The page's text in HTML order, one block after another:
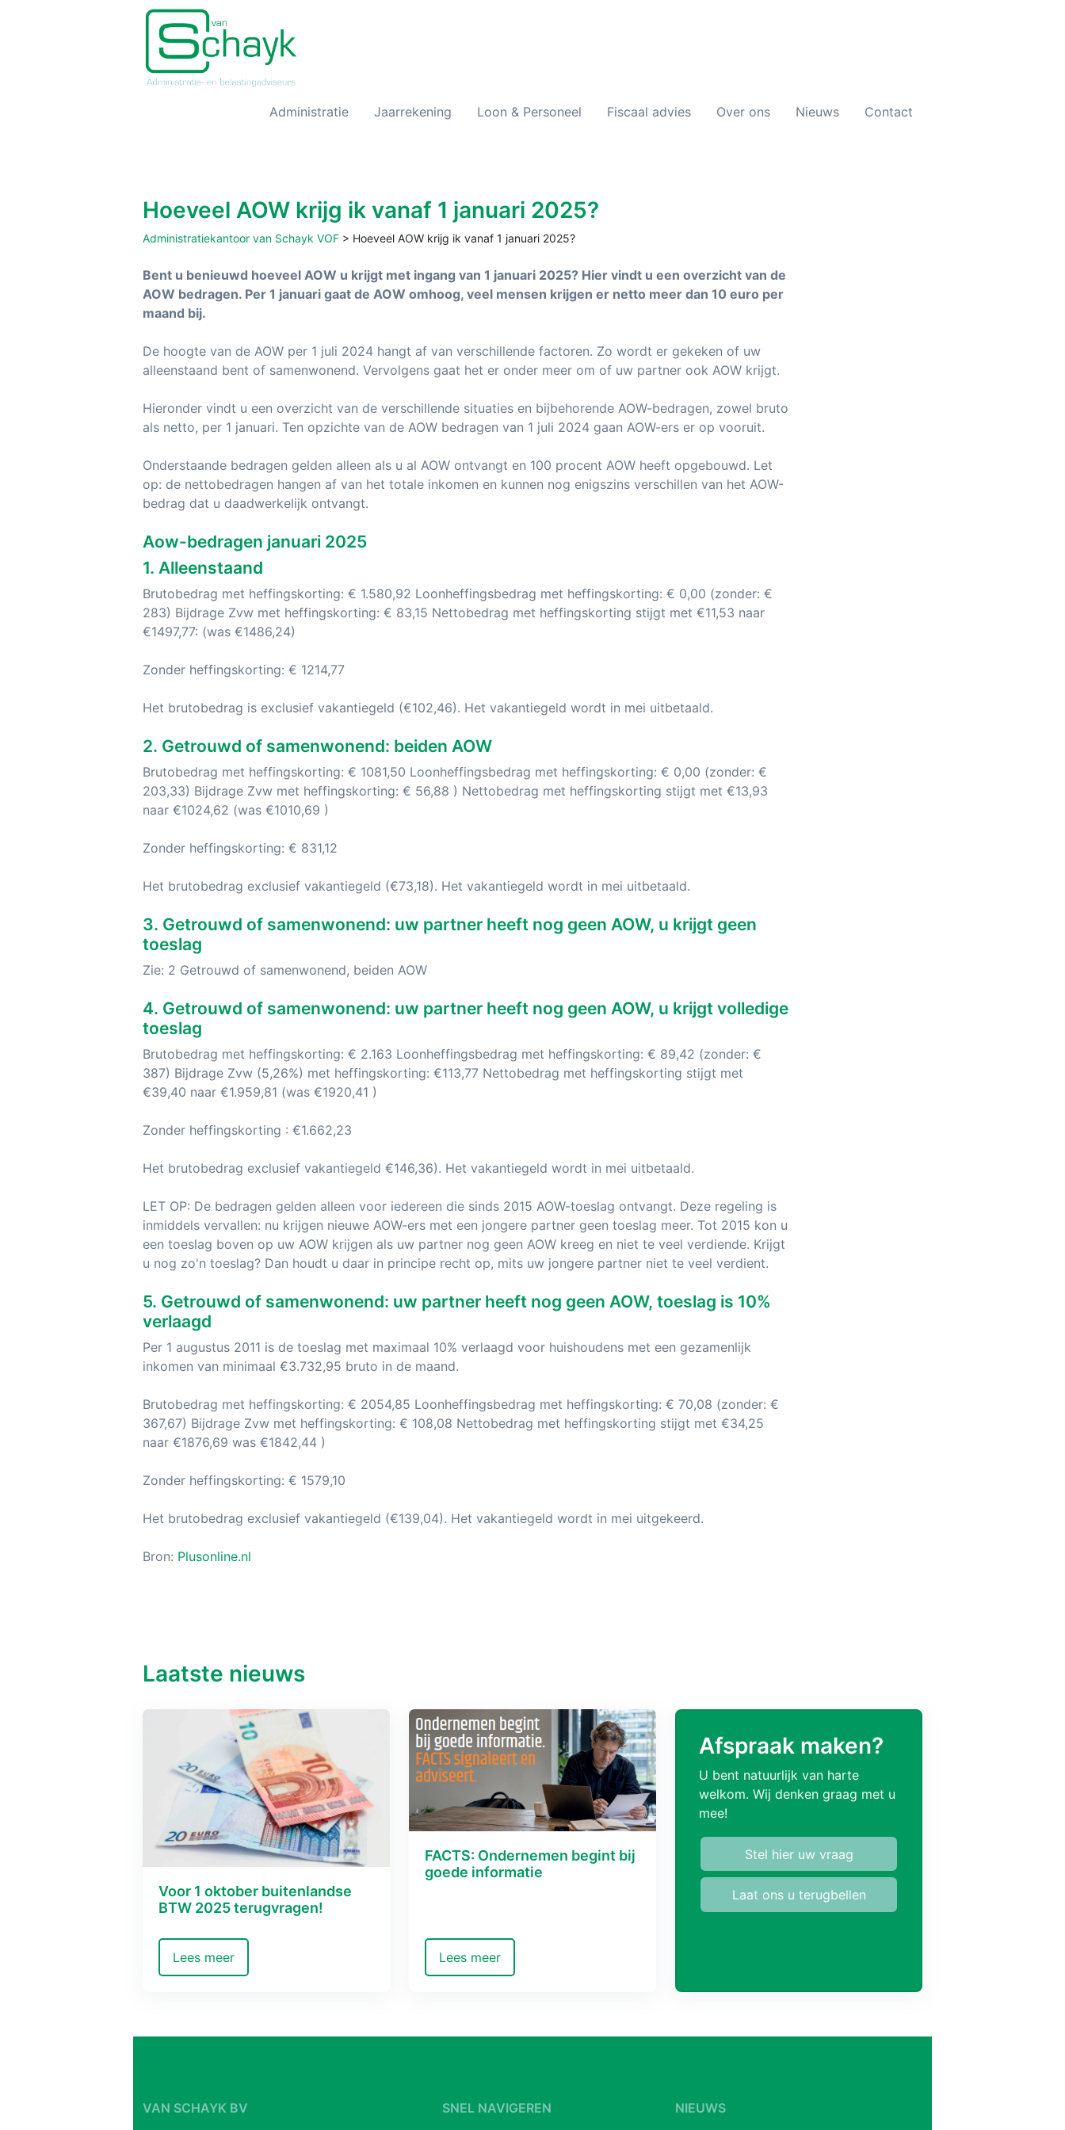
Administratie Jaarrekening Loon & Personeel Fiscaal advies Over ons Nieuws Contact
Hoeveel AOW krijg ik vanaf 1 januari 2025?
Administratiekantoor van Schayk VOF > Hoeveel AOW krijg ik vanaf 1 januari 2025?
Bent u benieuwd hoeveel AOW u krijgt met ingang van 1 januari 2025? Hier vindt u een overzicht van de
AOW bedragen. Per 1 januari gaat de AOW omhoog, veel mensen krijgen er netto meer dan 10 euro per
maand bij.
De hoogte van de AOW per 1 juli 2024 hangt af van verschillende factoren. Zo wordt er gekeken of uw
alleenstaand bent of samenwonend. Vervolgens gaat het er onder meer om of uw partner ook AOW krijgt.
Hieronder vindt u een overzicht van de verschillende situaties en bijbehorende AOW-bedragen, zowel bruto
als netto, per 1 januari. Ten opzichte van de AOW bedragen van 1 juli 2024 gaan AOW-ers er op vooruit.
Onderstaande bedragen gelden alleen als u al AOW ontvangt en 100 procent AOW heeft opgebouwd. Let
op: de nettobedragen hangen af van het totale inkomen en kunnen nog enigszins verschillen van het AOW-
bedrag dat u daadwerkelijk ontvangt.
Aow-bedragen januari 2025
1. Alleenstaand
Brutobedrag met heffingskorting: € 1.580,92 Loonheffingsbedrag met heffingskorting: € 0,00 (zonder: €
283) Bijdrage Zvw met heffingskorting: € 83,15 Nettobedrag met heffingskorting stijgt met €11,53 naar
€1497,77: (was €1486,24)
Zonder heffingskorting: € 1214,77
Het brutobedrag is exclusief vakantiegeld (€102,46). Het vakantiegeld wordt in mei uitbetaald.
2. Getrouwd of samenwonend: beiden AOW
Brutobedrag met heffingskorting: € 1081,50 Loonheffingsbedrag met heffingskorting: € 0,00 (zonder: €
203,33) Bijdrage Zvw met heffingskorting: € 56,88 ) Nettobedrag met heffingskorting stijgt met €13,93
naar €1024,62 (was €1010,69 )
Zonder heffingskorting: € 831,12
Het brutobedrag exclusief vakantiegeld (€73,18). Het vakantiegeld wordt in mei uitbetaald.
3. Getrouwd of samenwonend: uw partner heeft nog geen AOW, u krijgt geen
toeslag
Zie: 2 Getrouwd of samenwonend, beiden AOW
4. Getrouwd of samenwonend: uw partner heeft nog geen AOW, u krijgt volledige
toeslag
Brutobedrag met heffingskorting: € 2.163 Loonheffingsbedrag met heffingskorting: € 89,42 (zonder: €
387) Bijdrage Zvw (5,26%) met heffingskorting: €113,77 Nettobedrag met heffingskorting stijgt met
€39,40 naar €1.959,81 (was €1920,41 )
Zonder heffingskorting : €1.662,23
Het brutobedrag exclusief vakantiegeld €146,36). Het vakantiegeld wordt in mei uitbetaald.
LET OP: De bedragen gelden alleen voor iedereen die sinds 2015 AOW-toeslag ontvangt. Deze regeling is
inmiddels vervallen: nu krijgen nieuwe AOW-ers met een jongere partner geen toeslag meer. Tot 2015 kon u
een toeslag boven op uw AOW krijgen als uw partner nog geen AOW kreeg en niet te veel verdiende. Krijgt
u nog zo'n toeslag? Dan houdt u daar in principe recht op, mits uw jongere partner niet te veel verdient.
5. Getrouwd of samenwonend: uw partner heeft nog geen AOW, toeslag is 10%
verlaagd
Per 1 augustus 2011 is de toeslag met maximaal 10% verlaagd voor huishoudens met een gezamenlijk
inkomen van minimaal €3.732,95 bruto in de maand.
Brutobedrag met heffingskorting: € 2054,85 Loonheffingsbedrag met heffingskorting: € 70,08 (zonder: €
367,67) Bijdrage Zvw met heffingskorting: € 108,08 Nettobedrag met heffingskorting stijgt met €34,25
naar €1876,69 was €1842,44 )
Zonder heffingskorting: € 1579,10
Het brutobedrag exclusief vakantiegeld (€139,04). Het vakantiegeld wordt in mei uitgekeerd.
Bron: Plusonline.nl
Laatste nieuws
Voor 1 oktober buitenlandse
BTW 2025 terugvragen!
Lees meer
FACTS: Ondernemen begint bij
goede informatie
Lees meer
Afspraak maken?
U bent natuurlijk van harte
welkom. Wij denken graag met u
mee!
Stel hier uw vraag
Laat ons u terugbellen
VAN SCHAYK BV SNEL NAVIGEREN NIEUWS